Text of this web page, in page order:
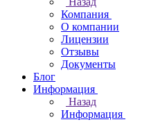
Компания
О компании
Лицензии
Отзывы
Документы
Блог
Информация
Назад
Информация